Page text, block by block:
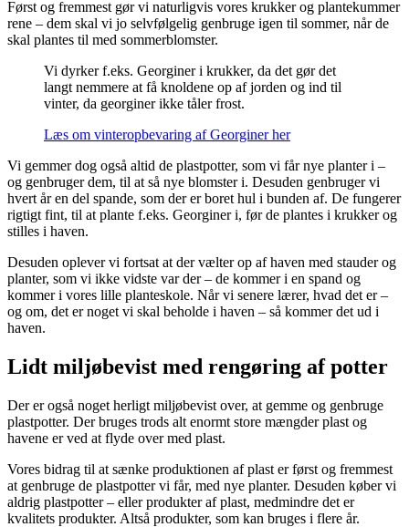
Først og fremmest gør vi naturligvis vores krukker og plantekummer
rene – dem skal vi jo selvfølgelig genbruge igen til sommer, når de
skal plantes til med sommerblomster.
Vi dyrker f.eks. Georginer i krukker, da det gør det
langt nemmere at få knoldene op af jorden og ind til
vinter, da georginer ikke tåler frost.
Læs om vinteropbevaring af Georginer her
Vi gemmer dog også altid de plastpotter, som vi får nye planter i –
og genbruger dem, til at så nye blomster i. Desuden genbruger vi
hvert år en del spande, som der er boret hul i bunden af. De fungerer
rigtigt fint, til at plante f.eks. Georginer i, før de plantes i krukker og
stilles i haven.
Desuden oplever vi fortsat at der vælter op af haven med stauder og
planter, som vi ikke vidste var der – de kommer i en spand og
kommer i vores lille planteskole. Når vi senere lærer, hvad det er –
og om, det er noget vi skal beholde i haven – så kommer det ud i
haven.
Lidt miljøbevist med rengøring af potter
Der er også noget herligt miljøbevist over, at gemme og genbruge
plastpotter. Der bruges trods alt enormt store mængder plast og
havene er ved at flyde over med plast.
Vores bidrag til at sænke produktionen af plast er først og fremmest
at genbruge de plastpotter vi får, med nye planter. Desuden køber vi
aldrig plastpotter – eller produkter af plast, medmindre det er
kvalitets produkter. Altså produkter, som kan bruges i flere år.